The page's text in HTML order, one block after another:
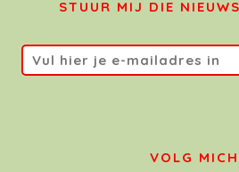
STUUR MIJ DIE
VOLG